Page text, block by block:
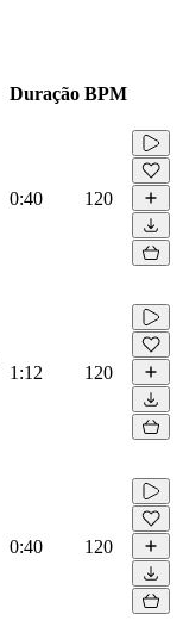
Duração BPM
0:40 120
1:12 120
0:40 120